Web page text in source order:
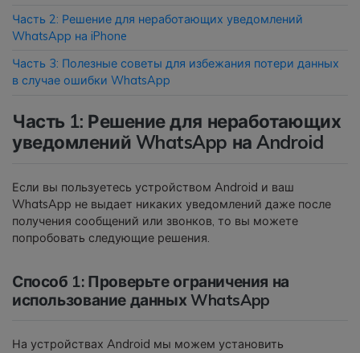
Mutsapper
Передавайте данные WhatsApp &
WhatsApp Business без сброса
Приложение MobileTrans
данные WhatsApp и файлы между
устройствами.
Часть 2: Решение для неработающих уведомлений
WhatsApp на iPhone
Часть 3: Полезные советы для избежания потери данных
в случае ошибки WhatsApp
Часть 1: Решение для неработающих
уведомлений WhatsApp на Android
Если вы пользуетесь устройством Android и ваш
WhatsApp не выдает никаких уведомлений даже после
получения сообщений или звонков, то вы можете
попробовать следующие решения.
Способ 1: Проверьте ограничения на
использование данных WhatsApp
На устройствах Android мы можем установить